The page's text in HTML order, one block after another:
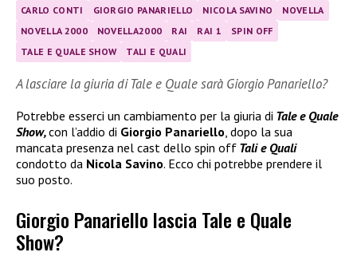
CARLO CONTI GIORGIO PANARIELLO NICOLA SAVINO
NOVELLA
NOVELLA 2000
NOVELLA2000 RAI RAI 1
SPIN OFF
TALE E QUALE SHOW
TALI E QUALI
A lasciare la giuria di Tale e Quale sarà Giorgio Panariello?
Potrebbe esserci un cambiamento per la giuria di Tale e Quale
Show,con l’addio di Giorgio Panariello , dopo la sua
mancata presenza nel cast dello spin off Tali e Quali
condotto da Nicola Savino. Ecco chi potrebbe prendere il
suo posto.
Giorgio Panariello lascia Tale e Quale
Show?